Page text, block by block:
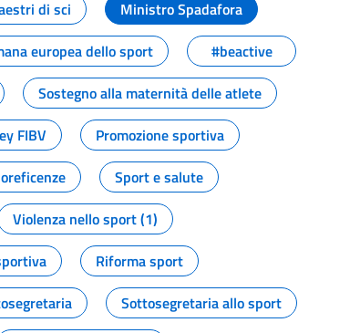
di sci
Ministro Spadafora
europea dello sport
#beactive
Sostegno alla maternità delle atlete
FIBV
Promozione sportiva
Sport e salute
Violenza nello sport (1)
Riforma sport
Sottosegretaria allo sport